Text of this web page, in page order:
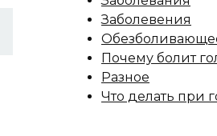
Заболевения
Почему болит
Разное
Что делать при